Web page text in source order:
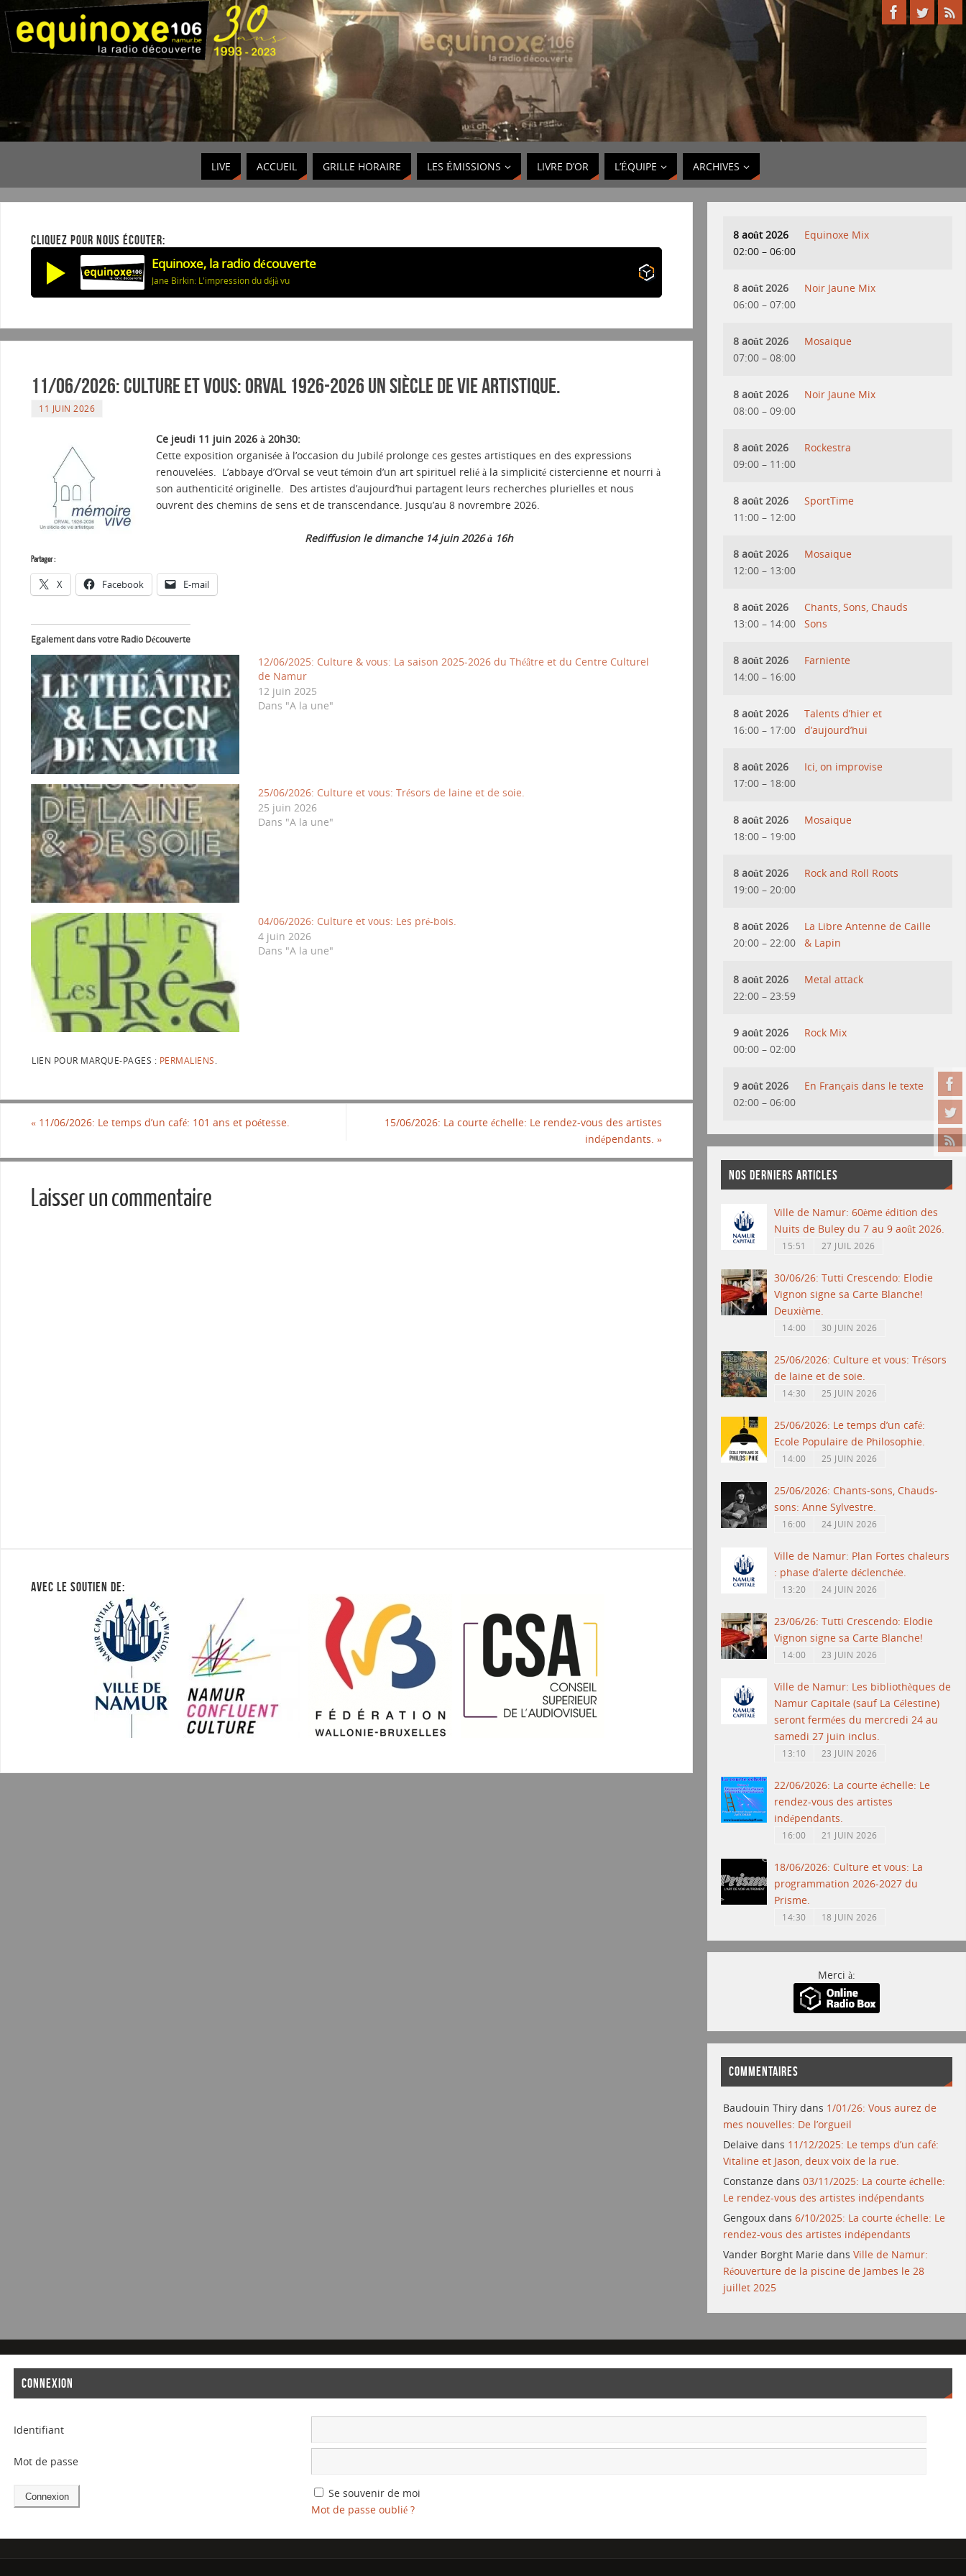
LIVE ACCUEIL GRILLE HORAIRE LES ÉMISSIONS LIVRE D’OR L’ÉQUIPE ARCHIVES
CLIQUEZ POUR NOUS ÉCOUTER:
Equinoxe, la radio découverte
Jane Birkin: L'impression du déjà vu
11/06/2026: Culture et vous: Orval 1926-2026 un siècle de vie artistique.
11 JUIN 2026
Ce jeudi 11 juin 2026 à 20h30:
Cette exposition organisée à l’occasion du Jubilé prolonge ces gestes artistiques en des expressions
renouvelées. L’abbaye d’Orval se veut témoin d’un art spirituel relié à la simplicité cistercienne et nourri à
son authenticité originelle. Des artistes d’aujourd’hui partagent leurs recherches plurielles et nous
ouvrent des chemins de sens et de transcendance. Jusqu’au 8 novrembre 2026.
Rediffusion le dimanche 14 juin 2026 à 16h
Partager :
X Facebook E-mail
Egalement dans votre Radio Découverte
12/06/2025: Culture & vous: La saison 2025-2026 du Théâtre et du Centre Culturel
de Namur
12 juin 2025
Dans "A la une"
25/06/2026: Culture et vous: Trésors de laine et de soie.
25 juin 2026
Dans "A la une"
04/06/2026: Culture et vous: Les pré-bois.
4 juin 2026
Dans "A la une"
LIEN POUR MARQUE-PAGES : PERMALIENS
« 11/06/2026: Le temps d’un café: 101 ans et poétesse.
15/06/2026: La courte échelle: Le rendez-vous des artistes
indépendants. »
Laisser un commentaire
AVEC LE SOUTIEN DE:
8 août 2026
02:00 – 06:00
Equinoxe Mix
8 août 2026
06:00 – 07:00
Noir Jaune Mix
8 août 2026
07:00 – 08:00
Mosaique
8 août 2026
08:00 – 09:00
Noir Jaune Mix
8 août 2026
09:00 – 11:00
Rockestra
8 août 2026
11:00 – 12:00
SportTime
8 août 2026
12:00 – 13:00
Mosaique
8 août 2026
13:00 – 14:00
Chants, Sons, Chauds
Sons
8 août 2026
14:00 – 16:00
Farniente
8 août 2026
16:00 – 17:00
Talents d’hier et
d’aujourd’hui
8 août 2026
17:00 – 18:00
Ici, on improvise
8 août 2026
18:00 – 19:00
Mosaique
8 août 2026
19:00 – 20:00
Rock and Roll Roots
8 août 2026
20:00 – 22:00
La Libre Antenne de Caille
& Lapin
8 août 2026
22:00 – 23:59
Metal attack
9 août 2026
00:00 – 02:00
Rock Mix
9 août 2026
02:00 – 06:00
En Français dans le texte
NOS DERNIERS ARTICLES
Ville de Namur: 60ème édition des
Nuits de Buley du 7 au 9 août 2026.
15:51 27 JUIL 2026
30/06/26: Tutti Crescendo: Elodie
Vignon signe sa Carte Blanche!
Deuxième.
14:00 30 JUIN 2026
25/06/2026: Culture et vous: Trésors
de laine et de soie.
14:30 25 JUIN 2026
25/06/2026: Le temps d’un café:
Ecole Populaire de Philosophie.
14:00 25 JUIN 2026
25/06/2026: Chants-sons, Chauds-
sons: Anne Sylvestre.
16:00 24 JUIN 2026
Ville de Namur: Plan Fortes chaleurs
: phase d’alerte déclenchée.
13:20 24 JUIN 2026
23/06/26: Tutti Crescendo: Elodie
Vignon signe sa Carte Blanche!
14:00 23 JUIN 2026
Ville de Namur: Les bibliothèques de
Namur Capitale (sauf La Célestine)
seront fermées du mercredi 24 au
samedi 27 juin inclus.
13:10 23 JUIN 2026
22/06/2026: La courte échelle: Le
rendez-vous des artistes
indépendants.
16:00 21 JUIN 2026
18/06/2026: Culture et vous: La
programmation 2026-2027 du
Prisme.
14:30 18 JUIN 2026
Merci à:
COMMENTAIRES
Baudouin Thiry dans 1/01/26: Vous aurez de
mes nouvelles: De l’orgueil
Delaive dans 11/12/2025: Le temps d’un café:
Vitaline et Jason, deux voix de la rue.
Constanze dans03/11/2025: La courte échelle:
Le rendez-vous des artistes indépendants
Gengoux dans6/10/2025: La courte échelle: Le
rendez-vous des artistes indépendants
Vander Borght Marie dansVille de Namur:
Réouverture de la piscine de Jambes le 28
juillet 2025
CONNEXION
Identifiant
Mot de passe
Se souvenir de moi
Mot de passe oublié ?